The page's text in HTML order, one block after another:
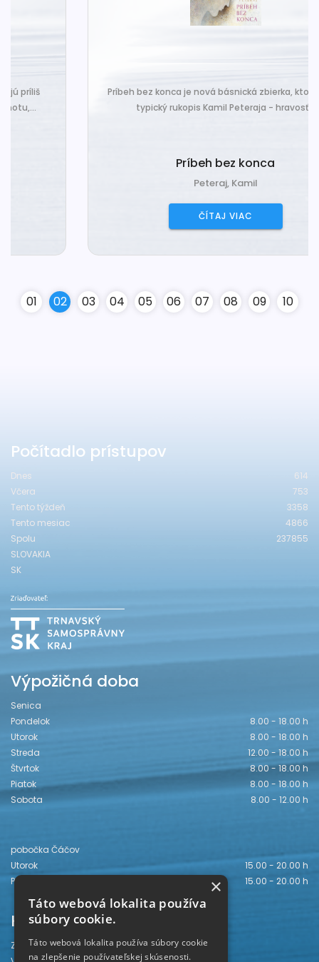
Príbeh bez konca je nová básnická zbierka, ktorá nesie
typický rukopis Kamil Peteraja - hravosť...
Príbeh bez konca
01 02 03 04 05 06 07 08 09 10
Počítadlo prístupov
Dnes
614
Včera
753
Tento týždeň
3358
Tento mesiac
4866
Spolu
237855
SLOVAKIA
SK
Výpožičná doba
Senica
Pondelok
8.00 - 18.00 h
Utorok
8.00 - 18.00 h
Streda
12.00 - 18.00 h
Štvrtok
8.00 - 18.00 h
Piatok
8.00 - 18.00 h
Sobota
8.00 - 12.00 h
pobočka Čáčov
Utorok
15.00 - 20.00 h
Piatok
15.00 - 20.00 h
Kontakt
Záhorská knižnica
×
Táto webová lokalita používa
súbory cookie.
Táto webová lokalita používa súbory cookie
na zlepšenie používateľskej skúsenosti.